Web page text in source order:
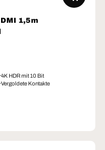
1,5m
4K HDR mit 10 Bit
Vergoldete Kontakte